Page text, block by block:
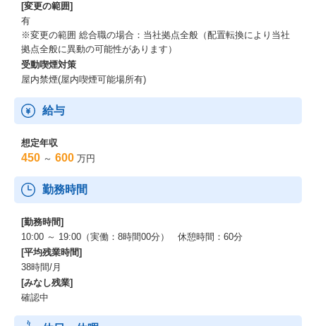
[変更の範囲]
有
※変更の範囲 総合職の場合：当社拠点全般（配置転換により当社
拠点全般に異動の可能性があります）
受動喫煙対策
屋内禁煙(屋内喫煙可能場所有)
給与
想定年収
450 ～ 600 万円
勤務時間
[勤務時間]
10:00 ～ 19:00（実働：8時間00分） 休憩時間：60分
[平均残業時間]
38時間/月
[みなし残業]
確認中